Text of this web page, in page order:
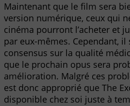
Maintenant que le film sera
version numérique, ceux qui
cinéma pourront l’acheter et
par eux-mêmes. Cependant, il
consensus sur la qualité
que le prochain opus sera
amélioration. Malgré ces
est donc approprié que The
disponible chez soi juste à